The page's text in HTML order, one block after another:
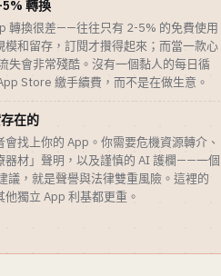
轉換
轉換很差——往往只有 2-5% 的免費使用
模和留存，訂閱才攢得起來；而當一款心
失會非常殘酷。沒有一個黏人的每日循
Store 繳手續費，而不是在做生意。
在的
找上你的 App。你需要危機資源轉介、
器材」聲明，以及謹慎的 AI 護欄——一個
議，就是聲譽與法律雙重風險。這裡的
獨立 App 利基都更重。